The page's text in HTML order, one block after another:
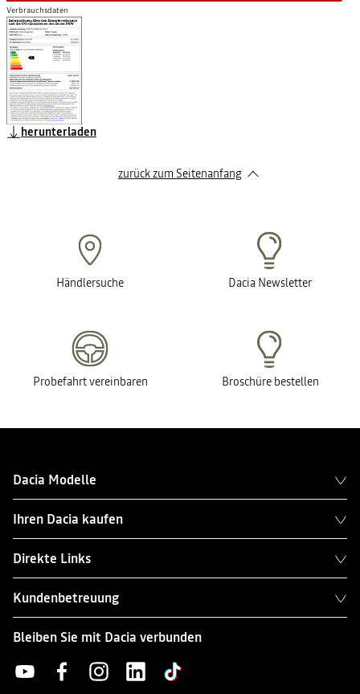
Verbrauchsdaten
herunterladen
zurück zum Seitenanfang
Händlersuche Dacia Newsletter
Probefahrt vereinbaren Broschüre bestellen
Dacia Modelle
Ihren Dacia kaufen
Direkte Links
Kundenbetreuung
Bleiben Sie mit Dacia verbunden